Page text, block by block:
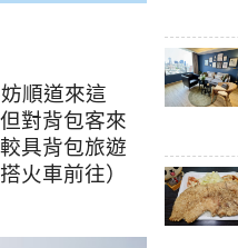
順道來這
對背包客來
具背包旅遊
火車前往）